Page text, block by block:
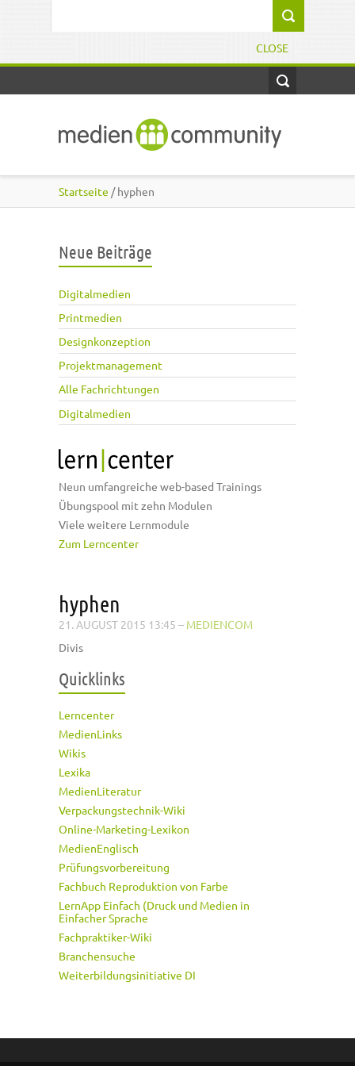
CLOSE
Startseite / hyphen
Neue Beiträge
Digitalmedien
Printmedien
Designkonzeption
Projektmanagement
Alle Fachrichtungen
Digitalmedien
Neun umfangreiche web-based Trainings
Übungspool mit zehn Modulen
Viele weitere Lernmodule
Zum Lerncenter
hyphen
21. AUGUST 2015 13:45 – MEDIENCOM
Divis
Quicklinks
Lerncenter
MedienLinks
Wikis
Lexika
MedienLiteratur
Verpackungstechnik-Wiki
Online-Marketing-Lexikon
MedienEnglisch
Prüfungsvorbereitung
Fachbuch Reproduktion von Farbe
LernApp Einfach (Druck und Medien in
Einfacher Sprache
Fachpraktiker-Wiki
Branchensuche
Weiterbildungsinitiative DI